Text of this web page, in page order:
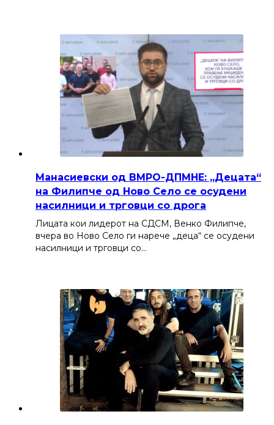
Манасиевски од ВМРО-ДПМНЕ: „Децата“
на Филипче од Ново Село се осудени
насилници и трговци со дрога
Лицата кои лидерот на СДСМ, Венко Филипче,
вчера во Ново Село ги нарече „деца“ се осудени
насилници и трговци со…